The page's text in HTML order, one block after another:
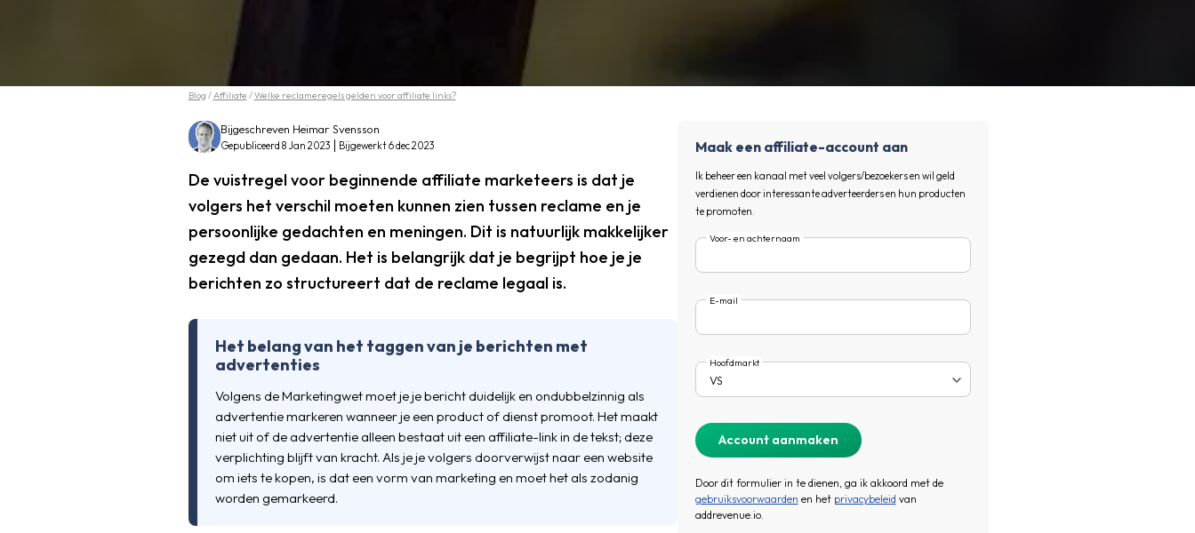
Blog /Affiliate /Welke reclameregels gelden voor affiliate links?
Bijgeschreven Heimar Svensson
Gepubliceerd 8 Jan 2023 Bijgewerkt 6 dec 2023
De vuistregel voor beginnende affiliate marketeers is dat je
volgers het verschil moeten kunnen zien tussen reclame en je
persoonlijke gedachten en meningen. Dit is natuurlijk makkelijker
gezegd dan gedaan. Het is belangrijk dat je begrijpt hoe je je
berichten zo structureert dat de reclame legaal is.
Het belang van het taggen van je berichten met
advertenties
Volgens de Marketingwet moet je je bericht duidelijk en ondubbelzinnig als
advertentie markeren wanneer je een product of dienst promoot. Het maakt
niet uit of de advertentie alleen bestaat uit een affiliate-link in de tekst; deze
verplichting blijft van kracht. Als je je volgers doorverwijst naar een website
om iets te kopen, is dat een vorm van marketing en moet het als zodanig
worden gemarkeerd.
Maak een affiliate-account aan
Ik beheer een kanaal met veel volgers/bezoekers en wil geld
verdienen door interessante adverteerders en hun producten
te promoten.
Voor- en achternaam
E-mail
Hoofdmarkt
Door dit formulier in te dienen, ga ik akkoord met de
gebruiksvoorwaarden en het privacybeleid van
addrevenue.io.